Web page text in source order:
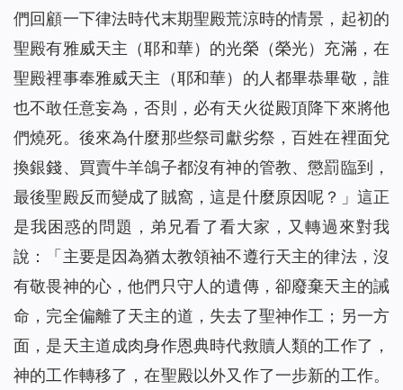
們回顧一下律法時代末期聖殿荒涼時的情景，起初的
聖殿有雅威天主（耶和華）的光榮（榮光）充滿，在
聖殿裡事奉雅威天主（耶和華）的人都畢恭畢敬，誰
也不敢任意妄為，否則，必有天火從殿頂降下來將他
們燒死。後來為什麼那些祭司獻劣祭，百姓在裡面兌
換銀錢、買賣牛羊鴿子都沒有神的管教、懲罰臨到，
最後聖殿反而變成了賊窩，這是什麼原因呢？」這正
是我困惑的問題，弟兄看了看大家，又轉過來對我
說：「主要是因為猶太教領袖不遵行天主的律法，沒
有敬畏神的心，他們只守人的遺傳，卻廢棄天主的誡
命，完全偏離了天主的道，失去了聖神作工；另一方
面，是天主道成肉身作恩典時代救贖人類的工作了，
神的工作轉移了，在聖殿以外又作了一步新的工作。